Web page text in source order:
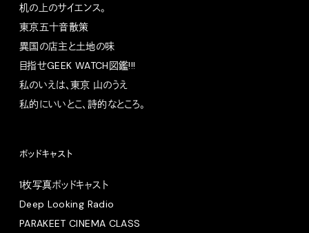
机の上のサイエンス。
東京五十音散策
異国の店主と土地の味
目指せGEEK WATCH図鑑!!!
私のいえは、東京 山のうえ
私的にいいとこ、詩的なところ。
ポッドキャスト
1枚写真ポッドキャスト
Deep Looking Radio
PARAKEET CINEMA CLASS